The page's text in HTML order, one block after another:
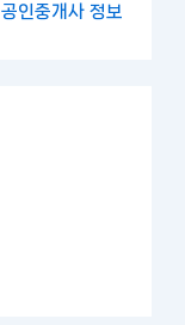
인중개사 정보